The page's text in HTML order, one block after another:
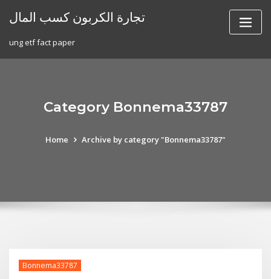
تجارة الكربون كسب المال
ung etf fact paper
Category Bonnema33787
Home Archive by category "Bonnema33787"
Bonnema33787